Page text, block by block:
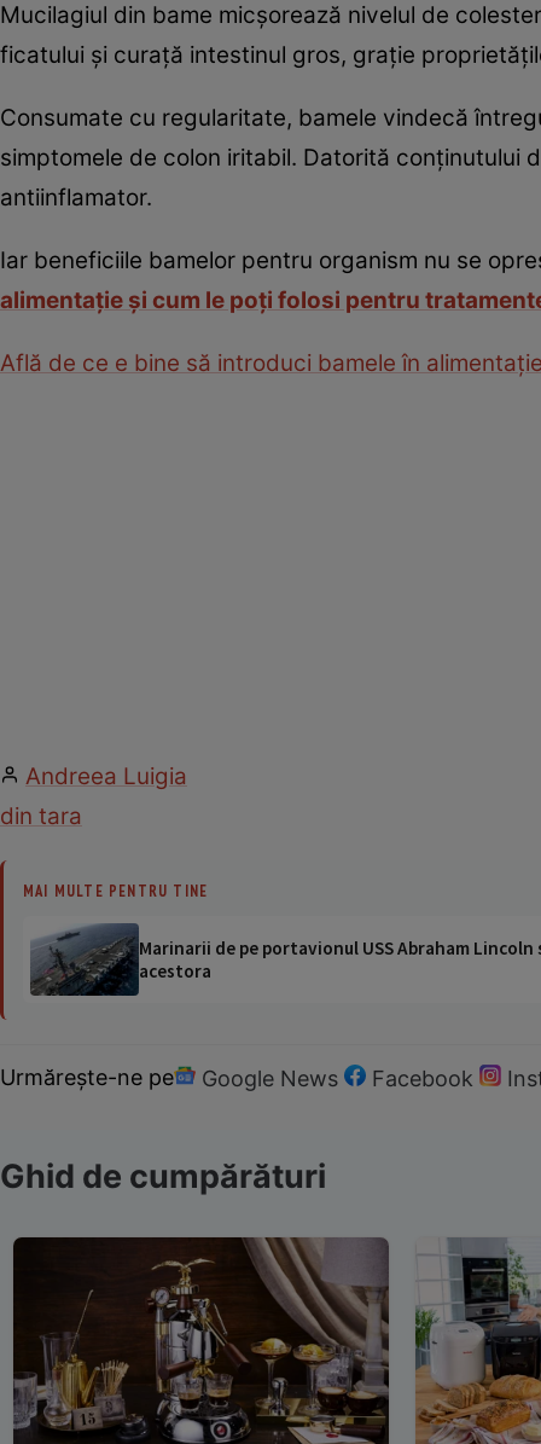
Mucilagiul din bame micşorează nivelul de
ficatului şi curaţă intestinul gros, graţie
Consumate cu regularitate, bamele vindecă
simptomele de colon iritabil. Datorită conţinutului
antiinflamator.
Iar beneficiile bamelor pentru organism nu se
alimentaţie şi cum le poţi folosi pentru
Află de ce e bine să introduci bamele în
Andreea Luigia
din tara
MAI MULTE PENTRU TINE
Marinarii de pe portavionul USS Abraham
acestora
Urmărește-ne pe Google News Facebook
Ghid de cumpărături